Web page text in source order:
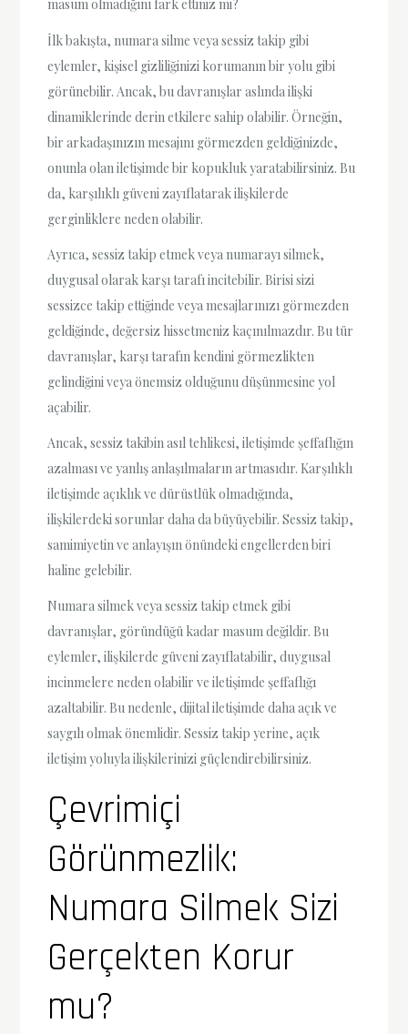
masum olmadığını fark ettiniz mi?
İlk bakışta, numara silme veya sessiz takip gibi
eylemler, kişisel gizliliğinizi korumanın bir yolu gibi
görünebilir. Ancak, bu davranışlar aslında ilişki
dinamiklerinde derin etkilere sahip olabilir. Örneğin,
bir arkadaşınızın mesajını görmezden geldiğinizde,
onunla olan iletişimde bir kopukluk yaratabilirsiniz. Bu
da, karşılıklı güveni zayıflatarak ilişkilerde
gerginliklere neden olabilir.
Ayrıca, sessiz takip etmek veya numarayı silmek,
duygusal olarak karşı tarafı incitebilir. Birisi sizi
sessizce takip ettiğinde veya mesajlarınızı görmezden
geldiğinde, değersiz hissetmeniz kaçınılmazdır. Bu tür
davranışlar, karşı tarafın kendini görmezlikten
gelindiğini veya önemsiz olduğunu düşünmesine yol
açabilir.
Ancak, sessiz takibin asıl tehlikesi, iletişimde şeffaflığın
azalması ve yanlış anlaşılmaların artmasıdır. Karşılıklı
iletişimde açıklık ve dürüstlük olmadığında,
ilişkilerdeki sorunlar daha da büyüyebilir. Sessiz takip,
samimiyetin ve anlayışın önündeki engellerden biri
haline gelebilir.
Numara silmek veya sessiz takip etmek gibi
davranışlar, göründüğü kadar masum değildir. Bu
eylemler, ilişkilerde güveni zayıflatabilir, duygusal
incinmelere neden olabilir ve iletişimde şeffaflığı
azaltabilir. Bu nedenle, dijital iletişimde daha açık ve
saygılı olmak önemlidir. Sessiz takip yerine, açık
iletişim yoluyla ilişkilerinizi güçlendirebilirsiniz.
Çevrimiçi
Görünmezlik:
Numara Silmek Sizi
Gerçekten Korur
mu?